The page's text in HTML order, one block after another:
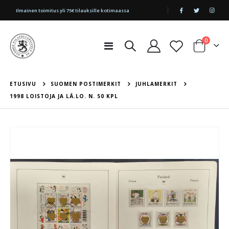
|
Ilmainen toimitus yli 75€ tilauksille kotimaassa
Toggle
Cart
0tuotetta
ETUSIVU SUOMEN POSTIMERKIT
JUHLAMERKIT
1998 LOISTOJA JA LÄ.LO. N. 50 KPL
end